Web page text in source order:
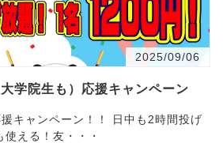
2025/09/06
学院生も）応援キャンペーン
ーン！！ 日中も2時間投げ
える！友・・・